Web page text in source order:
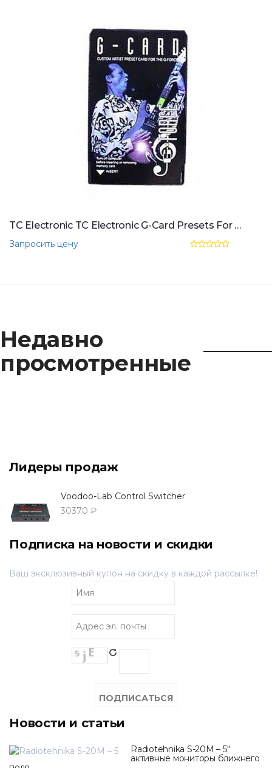
TC Electronic TC Electronic G-Card Presets For G-Force
Запросить цену
Недавно
просмотренные
Лидеры продаж
Voodoo-Lab Control Switcher
30370 ₽
Подписка на новости и скидки
Ваш эксклюзивный купон на скидку в каждой рассылке!
Новости и статьи
Radiotehnika S-20M – 5"
активные мониторы ближнего